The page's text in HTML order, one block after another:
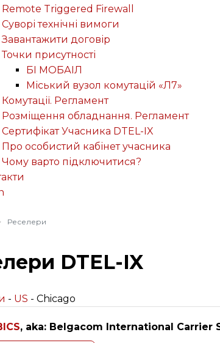
Remote Triggered Firewall
Суворі технічні вимоги
Завантажити договір
Точки присутності
БІ МОБАІЛ
Міський вузол комутацій «Л7»
Комутації. Регламент
Розміщення обладнання. Регламент
Сертифікат Учасника DTEL-IX
Про особистий кабінет учасника
Чому варто підключитися?
Реселери
DTEL-IX
- US - Chicago
, aka: Belgacom International Carrier